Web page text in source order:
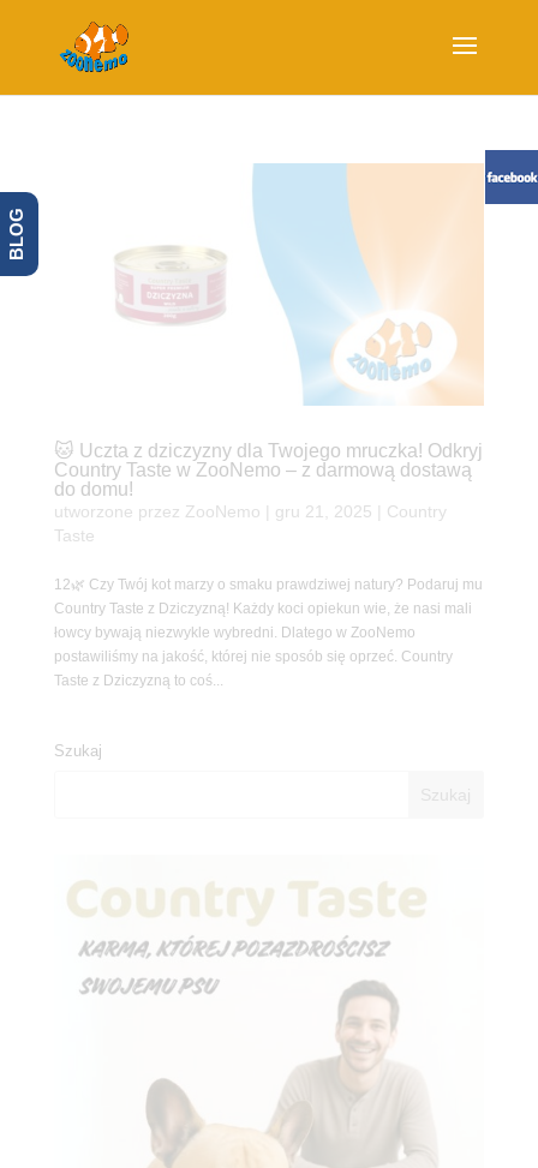
🐱 Uczta z dziczyzny dla Twojego mruczka! Odkryj
Country Taste w ZooNemo – z darmową dostawą
do domu!
utworzone przez ZooNemo gru 21, 2025
Country
Taste
12🌿 Czy Twój kot marzy o smaku prawdziwej natury? Podaruj mu
Country Taste z Dziczyzną! Każdy koci opiekun wie, że nasi mali
łowcy bywają niezwykle wybredni. Dlatego w ZooNemo
postawiliśmy na jakość, której nie sposób się oprzeć. Country
Taste z Dziczyzną to coś...
Szukaj
BLOG